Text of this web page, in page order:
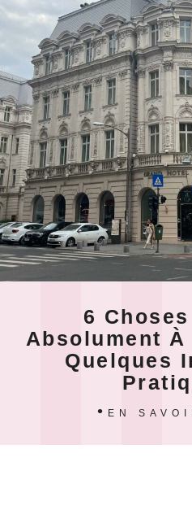
6
Absolument
Quelques
EN